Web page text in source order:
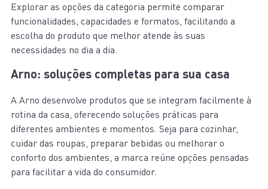
Explorar as opções da categoria permite comparar
funcionalidades, capacidades e formatos, facilitando a
escolha do produto que melhor atende às suas
necessidades no dia a dia.
Arno: soluções completas para sua casa
A Arno desenvolve produtos que se integram facilmente à
rotina da casa, oferecendo soluções práticas para
diferentes ambientes e momentos. Seja para cozinhar,
cuidar das roupas, preparar bebidas ou melhorar o
conforto dos ambientes, a marca reúne opções pensadas
para facilitar a vida do consumidor.